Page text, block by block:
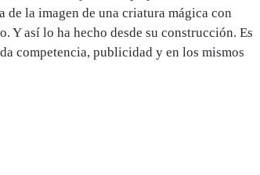
de la imagen de una criatura mágica con
. Y así lo ha hecho desde su construcción. Es
competencia, publicidad y en los mismos